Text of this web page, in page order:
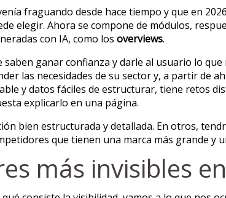
fraguando desde hace tiempo y que en
elegir. Ahora se compone de módulos,
con IA, como los overviews.
ganar confianza y darle al usuario lo
las necesidades de su sector y, a partir de
y datos fáciles de estructurar, tiene retos
explicarlo en una página.
bien estructurada y detallada. En otros,
que tienen una marca más grande y
más invisibles